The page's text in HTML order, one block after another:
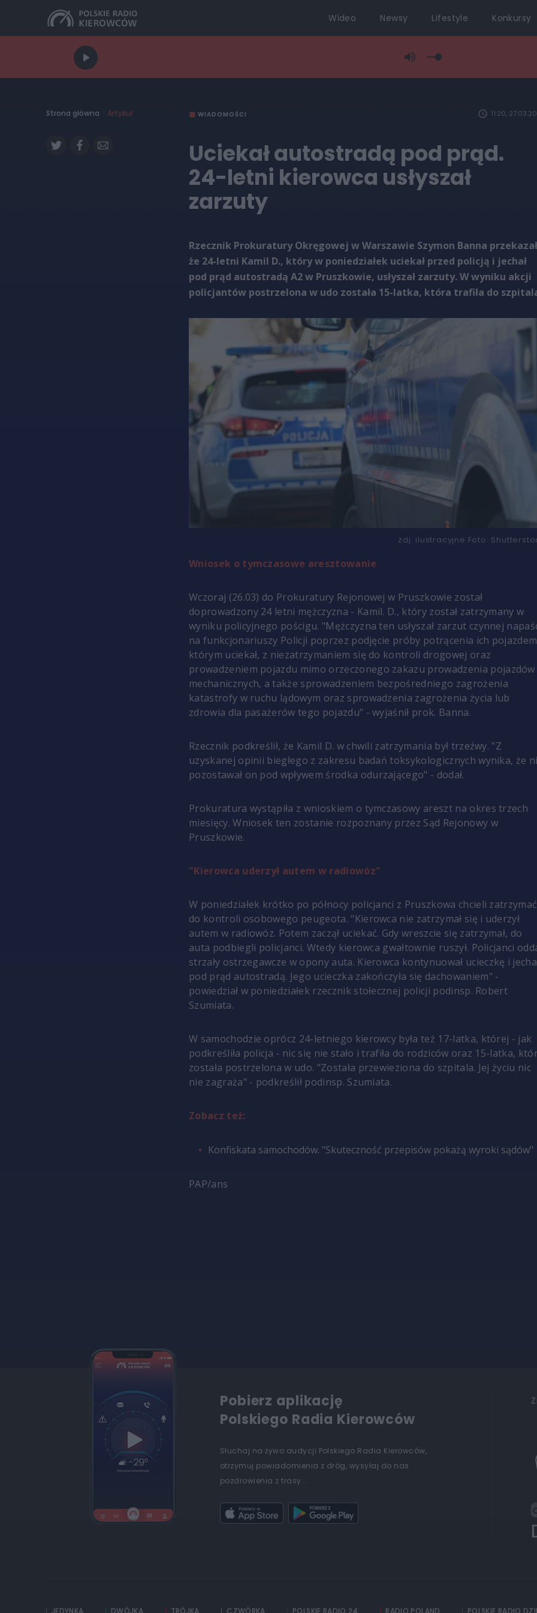
Wideo Newsy Lifestyle Konkursy
Strona główna Artykuł WIADOMOŚCI 11:20,
Uciekał autostradą pod prąd.
24-letni kierowca usłyszał
zarzuty
Rzecznik Prokuratury Okręgowej w Warszawie Szymon Banna
że 24-letni Kamil D., który w poniedziałek uciekał przed policją i jechał
pod prąd autostradą A2 w Pruszkowie, usłyszał zarzuty. W wyniku akcji
policjantów postrzelona w udo została 15-latka, która trafiła do
zdj. ilustracyjne Foto:
Wniosek o tymczasowe aresztowanie
Wczoraj (26.03) do Prokuratury Rejonowej w Pruszkowie został
doprowadzony 24 letni mężczyzna - Kamil. D., który został zatrzymany w
wyniku policyjnego pościgu. "Mężczyzna ten usłyszał zarzut czynnej
na funkcjonariuszy Policji poprzez podjęcie próby potrącenia ich
którym uciekał, z niezatrzymaniem się do kontroli drogowej oraz
prowadzeniem pojazdu mimo orzeczonego zakazu prowadzenia pojazdów
mechanicznych, a także sprowadzeniem bezpośredniego zagrożenia
katastrofy w ruchu lądowym oraz sprowadzenia zagrożenia życia lub
zdrowia dla pasażerów tego pojazdu" - wyjaśnił prok. Banna.
Rzecznik podkreślił, że Kamil D. w chwili zatrzymania był trzeźwy. "Z
uzyskanej opinii biegłego z zakresu badań toksykologicznych wynika, że
pozostawał on pod wpływem środka odurzającego" - dodał.
Prokuratura wystąpiła z wnioskiem o tymczasowy areszt na okres trzech
miesięcy. Wniosek ten zostanie rozpoznany przez Sąd Rejonowy w
Pruszkowie.
"Kierowca uderzył autem w radiowóz"
W poniedziałek krótko po północy policjanci z Pruszkowa chcieli zatrzymać
do kontroli osobowego peugeota. "Kierowca nie zatrzymał się i uderzył
autem w radiowóz. Potem zaczął uciekać. Gdy wreszcie się zatrzymał, do
auta podbiegli policjanci. Wtedy kierowca gwałtownie ruszył. Policjanci
strzały ostrzegawcze w opony auta. Kierowca kontynuował ucieczkę i
pod prąd autostradą. Jego ucieczka zakończyła się dachowaniem" -
powiedział w poniedziałek rzecznik stołecznej policji podinsp. Robert
Szumiata.
W samochodzie oprócz 24-letniego kierowcy była też 17-latka, której - jak
podkreśliła policja - nic się nie stało i trafiła do rodziców oraz 15-latka,
została postrzelona w udo. "Została przewieziona do szpitala. Jej życiu nic
nie zagraża" - podkreślił podinsp. Szumiata.
Zobacz też:
Konfiskata samochodów. "Skuteczność przepisów pokażą wyroki sądów"
PAP/ans
Pobierz aplikację
Polskiego Radia Kierowców
Słuchaj na żywo audycji Polskiego Radia Kierowców,
otrzymuj powiadomienia z dróg, wysyłaj do nas
pozdrowienia z trasy...
JEDYNKA DWÓJKA TRÓJKA CZWÓRKA POLSKIE RADIO 24 RADIO POLAND POLSKIE RADIO